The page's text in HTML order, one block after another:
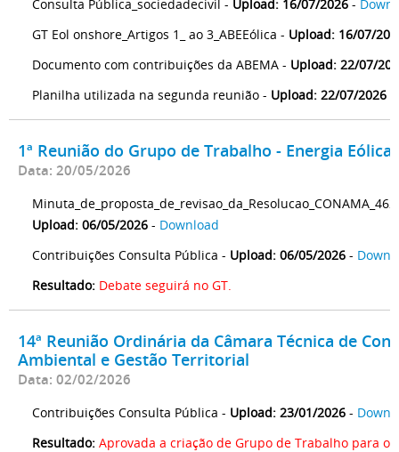
Consulta Pública_sociedadecivil - Upload: 16/07/2026 -
GT Eol onshore_Artigos 1_ ao 3_ABEEólica - Upload: 16/07/
Documento com contribuições da ABEMA - Upload: 22/07/
Planilha utilizada na segunda reunião - Upload: 22/07/2026
1ª Reunião do Grupo de Trabalho - Energia Eólica
Data: 20/05/2026
Upload: 06/05/2026 - Download
Contribuições Consulta Pública - Upload: 06/05/2026 -
Resultado: Debate seguirá no GT.
14ª Reunião Ordinária da Câmara Técnica de
Ambiental e Gestão Territorial
Data: 02/02/2026
Contribuições Consulta Pública - Upload: 23/01/2026 -
Resultado: Aprovada a criação de Grupo de Trabalho para o